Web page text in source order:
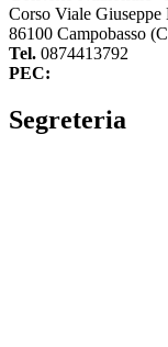
Corso Viale Giuseppe
86100 Campobasso
Tel. 0874413792
PEC:
Segreteria